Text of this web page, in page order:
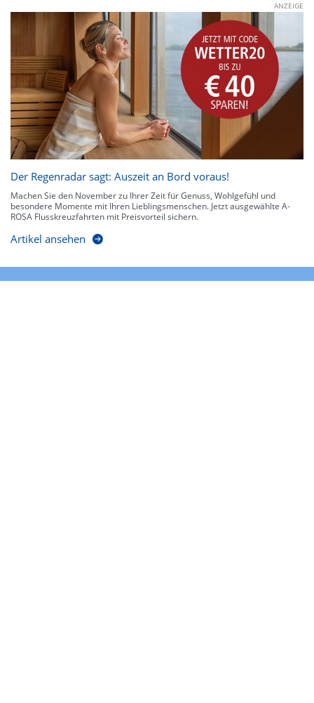
ANZEIGE
Der Regenradar sagt: Auszeit an Bord voraus!
Machen Sie den November zu Ihrer Zeit für Genuss, Wohlgefühl und
besondere Momente mit Ihren Lieblingsmenschen. Jetzt ausgewählte A-
ROSA Flusskreuzfahrten mit Preisvorteil sichern.
Artikel ansehen